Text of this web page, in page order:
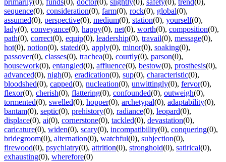
primarily(0), funds(0), doctor(0), slightly(0), safety(0), trend(0),
sequence(0), consideration(0), farm(0), rock(0), global(0),
assumed(0), perspective(0), medium(0), station(0), yourself(0),
lady(0), conveyance(0), happy(0), net(0), worth(0), composition(0),
path(0), correct(0), equip(0), leadership(0), travail(0), message(0),
hot(0), notion(0), stated(0), apply(0), minor(0), soaking(0),
passover(0), classes(0), trachea(0), courtly(0), parson(0),
housework(0), entangled(0), affluence(0), bestow(0), prosthesis(0),
advanced(0), nigh(0), eradication(0), sup(0), characteristic(0),
bloodshed(0), capped(0), nucleation(0), unwittingly(0), fervor(0),
flexor(0), cherish(0), flattering(0), confounded(0), outweigh(0),
tormented(0), swelled(0), hopper(0), archetypal(0), adaptability(0),
bantam(0), septic(0), prehistory(0), radiance(0), leopard(0),
displace(0), ai(0), cornerstone(0), tackled(0), devastation(0),
caricature(0), widen(0), scary(0), incompatibility(0), conquering(0),
bridegroom(0), alternation(0), watchful(0), subjection(0),
firewood(0), psychiatry(0), attrition(0), stronghold(0), satirical(0),
exhausting(0), wherefore(0)